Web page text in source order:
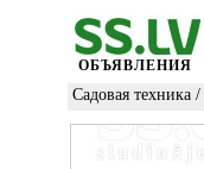
ОБЪЯВЛЕНИЯ
Садовая техника /